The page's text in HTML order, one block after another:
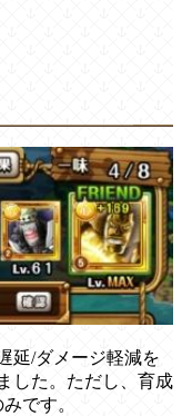
延/ダメージ軽減を
した。ただし、育成
です。